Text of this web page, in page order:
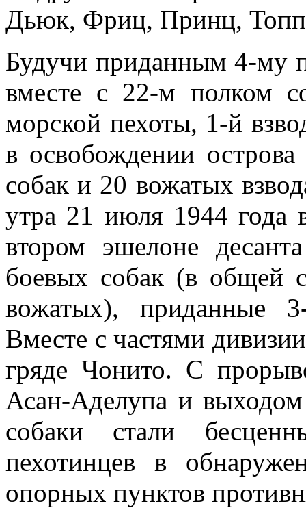
Дьюк, Фриц, Принц,
Будучи приданным 4-му
вместе с 22-м полком
морской пехоты, 1-й
в освобождении
собак и 20 вожатых
утра 21 июля 1944 года
втором эшелоне
боевых собак (в общей
вожатых), приданные
Вместе с частями
гряде Чонито. С
Асан-Аделупа и
собаки стали
пехотинцев в
опорных пунктов